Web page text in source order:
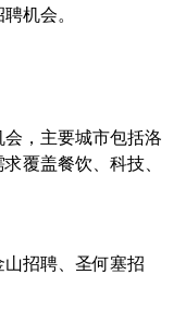
机会。
，主要城市包括洛
覆盖餐饮、科技、
招聘、圣何塞招